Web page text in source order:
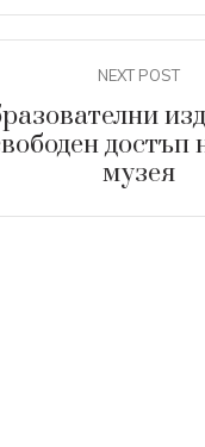
NEXT POST
музея